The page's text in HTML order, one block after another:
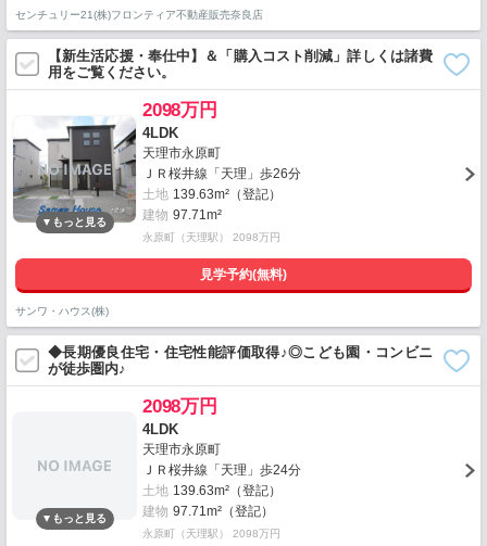
センチュリー21(株)フロンティア不動産販売奈良店
【新生活応援・奉仕中】＆「購入コスト削減」詳しくは諸費
用をご覧ください。
2098万円
4LDK
天理市永原町
ＪＲ桜井線「天理」歩26分
土地 139.63m²（登記）
建物 97.71m²
永原町（天理駅） 2098万円
見学予約(無料)
サンワ・ハウス(株)
◆長期優良住宅・住宅性能評価取得♪◎こども園・コンビニ
が徒歩圏内♪
2098万円
4LDK
天理市永原町
ＪＲ桜井線「天理」歩24分
土地 139.63m²（登記）
建物 97.71m²（登記）
永原町（天理駅） 2098万円